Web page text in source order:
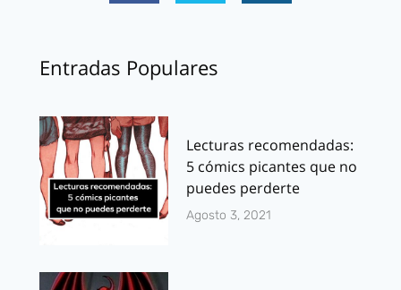
Entradas Populares
Lecturas recomendadas:
5 cómics picantes que no
puedes perderte
Agosto 3, 2021